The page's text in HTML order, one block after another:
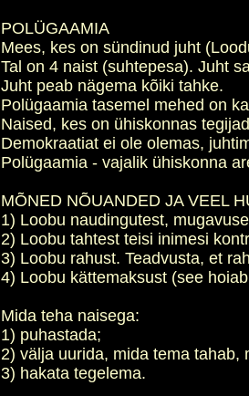
POLÜGAAMIA
Mees, kes on sündinud juht
Tal on 4 naist (suhtepesa). Juht
Juht peab nägema kõiki tahke.
Polügaamia tasemel mehed on
Naised, kes on ühiskonnas
Demokraatiat ei ole olemas,
Polügaamia - vajalik ühiskonna
MÕNED NÕUANDED JA VEEL
1) Loobu naudingutest,
2) Loobu tahtest teisi inimesi
3) Loobu rahust. Teadvusta, et
4) Loobu kättemaksust (see
Mida teha naisega:
1) puhastada;
2) välja uurida, mida tema tahab,
3) hakata tegelema.